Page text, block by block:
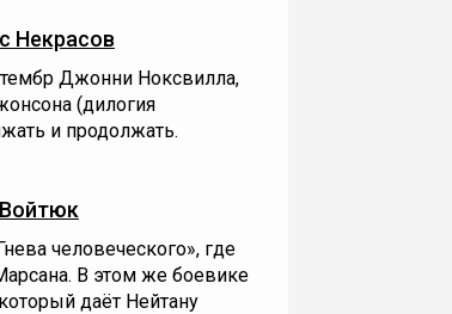
Некрасов
Джонни Ноксвилла,
(дилогия
и продолжать.
человеческого», где
В этом же боевике
даёт Нейтану